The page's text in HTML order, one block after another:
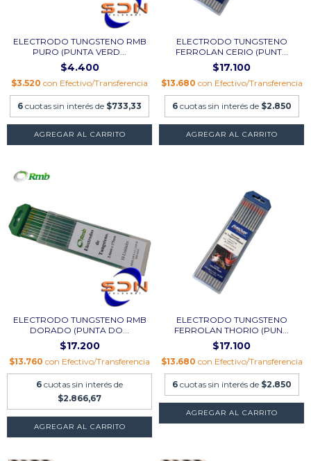
ELECTRODO TUNGSTENO RMB
PURO (PUNTA VERD...
$4.400
$3.520 con Efectivo/Transferencia
6 cuotas sin interés de $733,33
AGREGAR AL CARRITO
ELECTRODO TUNGSTENO
FERROLAN CERIO (PUNT...
$17.100
$13.680 con Efectivo/Transferencia
6 cuotas sin interés de $2.850
AGREGAR AL CARRITO
ELECTRODO TUNGSTENO RMB
DORADO (PUNTA DO...
$17.200
$13.760 con Efectivo/Transferencia
6 cuotas sin interés de
$2.866,67
AGREGAR AL CARRITO
ELECTRODO TUNGSTENO
FERROLAN THORIO (PUN...
$17.100
$13.680 con Efectivo/Transferencia
6 cuotas sin interés de $2.850
AGREGAR AL CARRITO